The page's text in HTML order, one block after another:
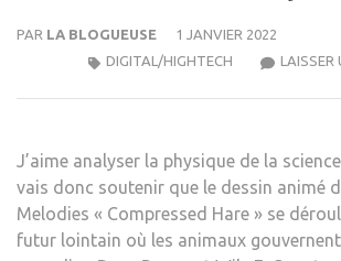
PAR LA BLOGUEUSE
1 JANVIER 2022
LAISSER
DIGITAL/HIGHTECH
J’aime analyser la physique de la
vais donc soutenir que le dessin animé
Melodies « Compressed Hare » se
futur lointain où les animaux